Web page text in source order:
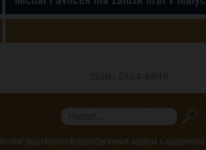
Hledat...
Osobní údaje Inzerce KontaktSpravovat souhlas s